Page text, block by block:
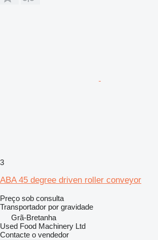
3
ABA 45 degree driven roller conveyor
Preço sob consulta
Transportador por gravidade
Grã-Bretanha
Used Food Machinery Ltd
Contacte o vendedor